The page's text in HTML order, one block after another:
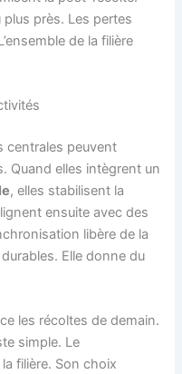
près. Les pertes
de la filière
centrales peuvent
Quand elles intègrent un
, elles stabilisent la
ensuite avec des
libère de la
Elle donne du
les récoltes de demain.
simple. Le
filière. Son choix